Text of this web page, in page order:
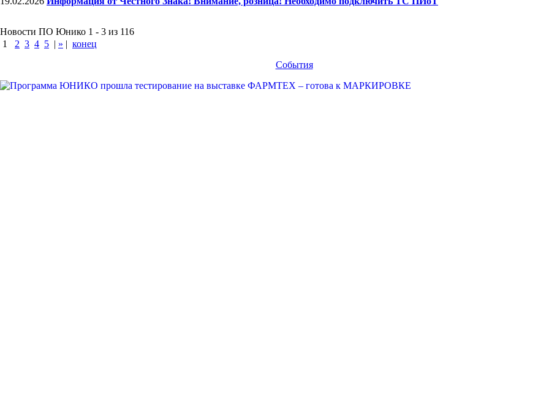
Новости ПО Юнико 1 - 3 из 116
1
2 3 4 5 | » | конец
События